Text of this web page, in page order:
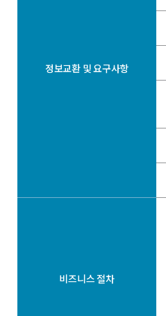
정보교환 및 요구사항
비즈니스 절차